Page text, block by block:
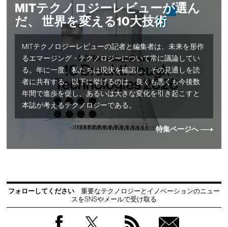
MITテクノロジーレビューが選ん
だ、 世界を変える10大技術
MITテクノロジーレビューの記者と編集者は、未来を形作
るエマージング・テクノロジーについて常に議論してい
る。年に一度、私たちは現状を確認し、その見通しを読
者に共有する。以下に挙げるのは、良くも悪くも今後数
年間で進歩を促し、あるいは大きな変化を引き起こすと
本誌が考えるテクノロジーである。
特集ページへ
フォローしてください
重要なテクノロジーとイノベーションのニュー
スをSNSやメールで受け取る